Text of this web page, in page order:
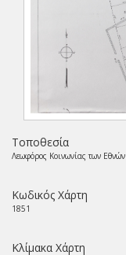
Τοποθεσία
Λεωφόρος Κοινωνίας των Εθνών
Κωδικός Χάρτη
1851
Κλίμακα Χάρτη